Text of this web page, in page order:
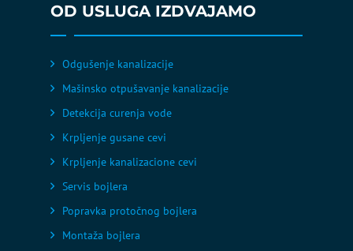
OD USLUGA IZDVAJAMO
Odgušenje kanalizacije
Mašinsko otpušavanje kanalizacije
Detekcija curenja vode
Krpljenje gusane cevi
Krpljenje kanalizacione cevi
Servis bojlera
Popravka protočnog bojlera
Montaža bojlera